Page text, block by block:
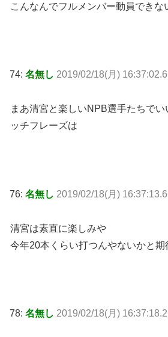
こんなんでフルメンバー動員できな
74: 名無し 2019/02/18(月)
まあ清宮と楽しいNPB選手たちで
ッチフレーズは
76: 名無し 2019/02/18(月)
清宮は素直に楽しみや
今年20本くらい打つんやないかと期
78: 名無し 2019/02/18(月)